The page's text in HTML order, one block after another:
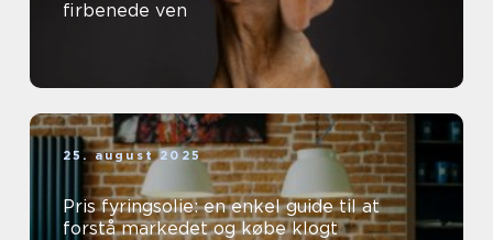
firbenede ven
25. august 2025
Pris fyringsolie: en enkel guide til at
forstå markedet og købe klogt